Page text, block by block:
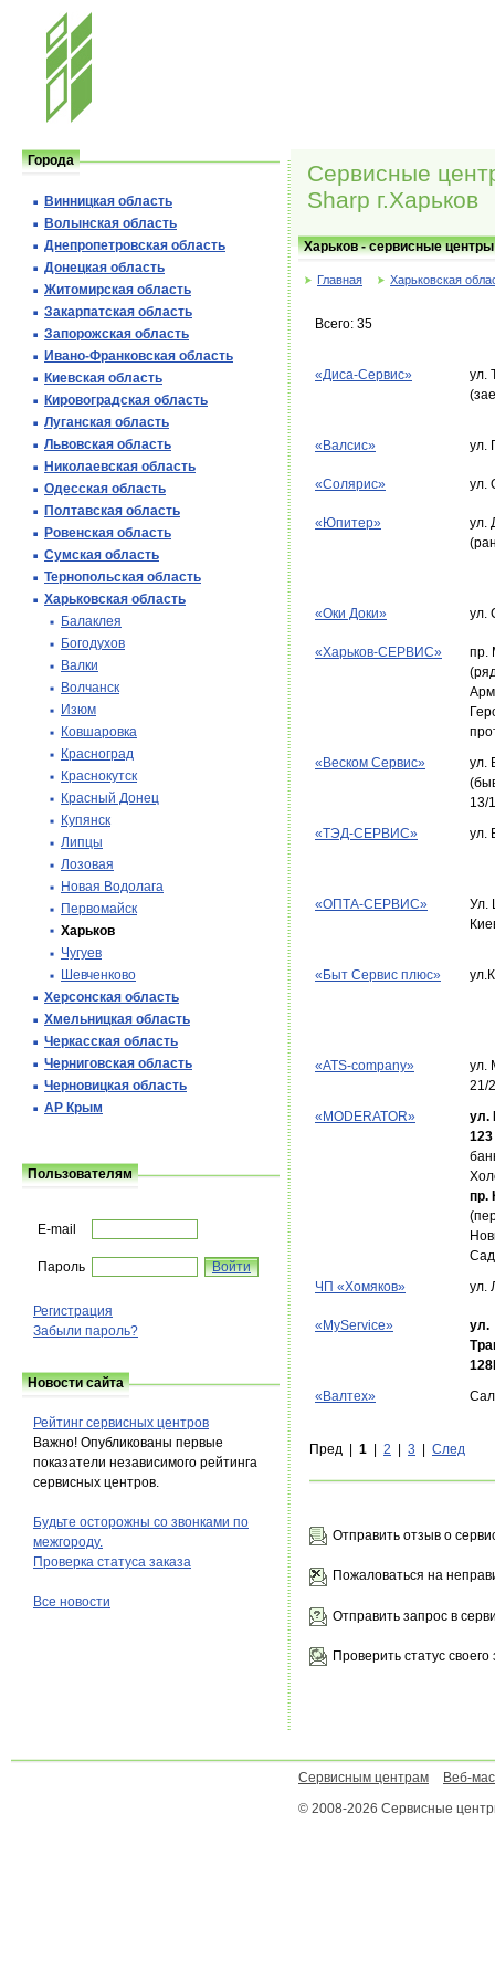
Сервисные
Sharp г.Харьков
Харьков - сервисные
Главная Харьковская
Всего: 35
«Диса-Сервис»
ул.
«Валсис» ул.
«Солярис» ул.
«Юпитер»
ул.
«Оки Доки» ул.
«Харьков-СЕРВИС»
пр.
«Веском Сервис»
ул.
13/
«ТЭД-СЕРВИС»
ул.
«ОПТА-СЕРВИС»
Ул.
«Быт Сервис плюс»
«ATS-company»
ул.
21/
«MODERATOR»
ул.
123
пр.
ЧП «Хомяков»
ул.
«MyService»
ул.
«Валтех»
Пред | 1 2 3 След
Отправить отзыв о
Пожаловаться на
Отправить запрос в
Проверить статус своего
Города
Винницкая область
Волынская область
Днепропетровская область
Донецкая область
Житомирская область
Закарпатская область
Запорожская область
Ивано-Франковская область
Киевская область
Кировоградская область
Луганская область
Львовская область
Николаевская область
Одесская область
Полтавская область
Ровенская область
Сумская область
Тернопольская область
Харьковская область
Балаклея
Богодухов
Валки
Волчанск
Изюм
Ковшаровка
Красноград
Краснокутск
Красный Донец
Купянск
Липцы
Лозовая
Новая Водолага
Первомайск
Харьков
Чугуев
Шевченково
Херсонская область
Хмельницкая область
Черкасская область
Черниговская область
Черновицкая область
АР Крым
Пользователям
E-mail
Пароль
Регистрация
Забыли пароль?
Новости сайта
Рейтинг сервисных центров
Важно! Опубликованы первые
показатели независимого рейтинга
сервисных центров.
Будьте осторожны со звонками по
межгороду.
Проверка статуса заказа
Все новости
Сервисным центрам
Веб-
© 2008-2026 Сервисные